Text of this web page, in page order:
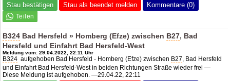
Stau bestätigen Stau als beendet melden Kommentare (0)
B324 Bad Hersfeld » Homberg (Efze) zwischen B27, Bad
Hersfeld und Einfahrt Bad Hersfeld-West
Meldung vom: 29.04.2022, 22:11 Uhr
B324 aufgehoben Bad Hersfeld - Homberg (Efze) zwischen B27, Bad Hersfeld
und Einfahrt Bad Hersfeld-West in beiden Richtungen Straße wieder frei —
Diese Meldung ist aufgehoben. —29.04.22, 22:11